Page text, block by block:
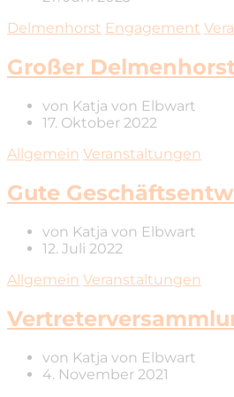
Delmenhorst Engagement
Großer
von Katja von Elbwart
17. Oktober 2022
Allgemein Veranstaltungen
Gute
von Katja von Elbwart
12. Juli 2022
Allgemein Veranstaltungen
von Katja von Elbwart
4. November 2021